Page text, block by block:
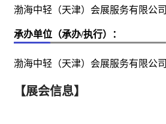
渤海中轻（天津）会展服务有限公司
承办单位（承办/执行）：
渤海中轻（天津）会展服务有限公司
【展会信息】